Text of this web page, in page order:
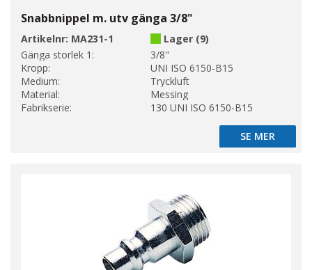
Snabbnippel m. utv gänga 3/8"
Artikelnr: MA231-1
Lager (9)
Gänga storlek 1:
3/8"
Kropp:
UNI ISO 6150-B15
Medium:
Tryckluft
Material:
Messing
Fabrikserie:
130 UNI ISO 6150-B15
SE MER
SE MER